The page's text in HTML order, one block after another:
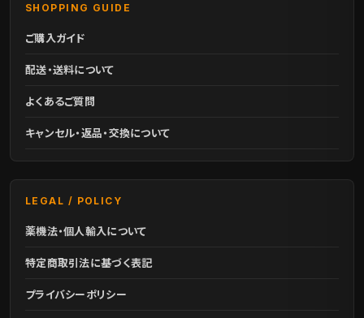
SHOPPING GUIDE
ご購入ガイド
配送・送料について
よくあるご質問
キャンセル・返品・交換について
LEGAL / POLICY
薬機法・個人輸入について
特定商取引法に基づく表記
プライバシーポリシー